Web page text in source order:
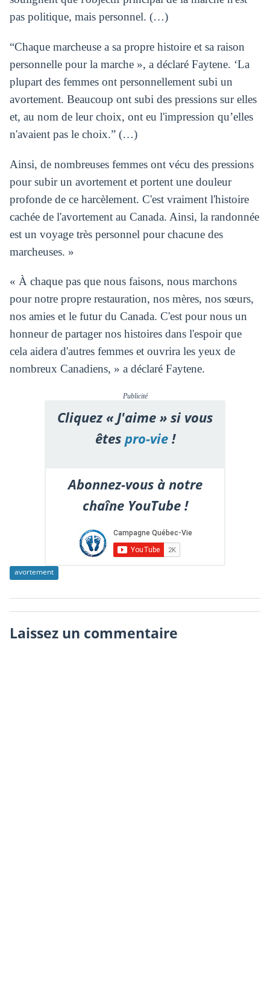
pas politique, mais personnel. (…)
“Chaque marcheuse a sa propre histoire et sa raison
personnelle pour la marche », a déclaré Faytene. ‘La
plupart des femmes ont personnellement subi un
avortement. Beaucoup ont subi des pressions sur elles
et, au nom de leur choix, ont eu l'impression qu’elles
n'avaient pas le choix.” (…)
Ainsi, de nombreuses femmes ont vécu des pressions
pour subir un avortement et portent une douleur
profonde de ce harcèlement. C'est vraiment l'histoire
cachée de l'avortement au Canada. Ainsi, la randonnée
est un voyage très personnel pour chacune des
marcheuses. »
« À chaque pas que nous faisons, nous marchons
pour notre propre restauration, nos mères, nos sœurs,
nos amies et le futur du Canada. C'est pour nous un
honneur de partager nos histoires dans l'espoir que
cela aidera d'autres femmes et ouvrira les yeux de
nombreux Canadiens, » a déclaré Faytene.
Publicité
Cliquez « J'aime » si vous
êtespro-vie!
Abonnez-vous à notre
chaîne YouTube !
avortement
Laissez un commentaire